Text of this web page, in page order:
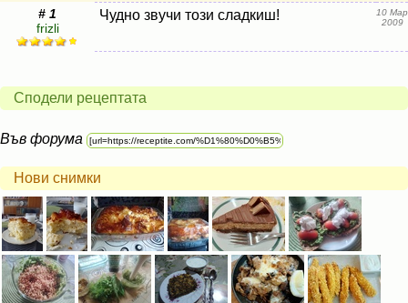
# 1
frizli
Чудно звучи този сладкиш!
10 Мар
2009
Сподели рецептата
Във форума
Нови снимки